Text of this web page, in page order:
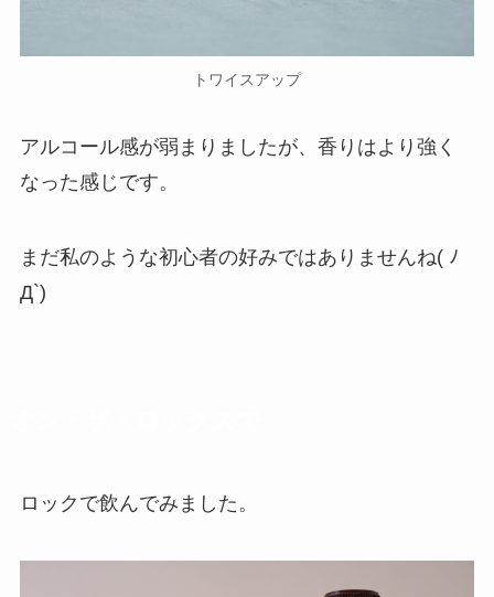
トワイスアップ
アルコール感が弱まりましたが、 香りはより強く
なった感じです。
まだ私のような初心者の好みではありませんね( ﾉ
Д`)
ロックで飲んでみました。